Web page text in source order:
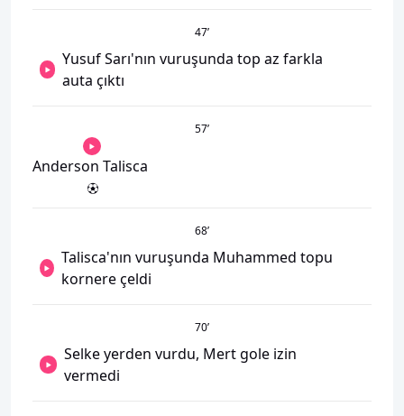
47’
Yusuf Sarı'nın vuruşunda top az farkla
auta çıktı
57’
Anderson Talisca
68’
Talisca'nın vuruşunda Muhammed topu
kornere çeldi
70’
Selke yerden vurdu, Mert gole izin
vermedi